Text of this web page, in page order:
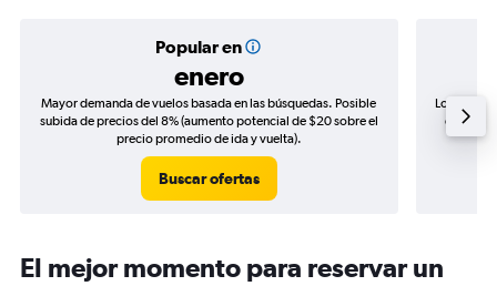
Popular en
enero
Mayor demanda de vuelos basada en las búsquedas. Posible
subida de precios del 8% (aumento potencial de $20 sobre el
precio promedio de ida y vuelta).
Buscar ofertas
Los
de
El mejor momento para reservar un